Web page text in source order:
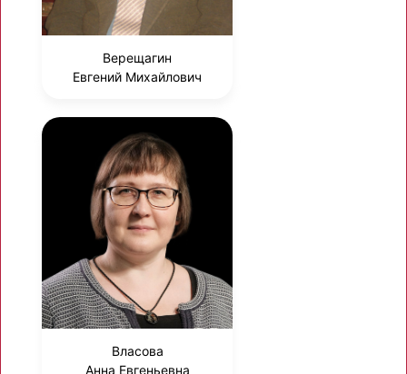
Верещагин
Евгений Михайлович
Власова
Анна Евгеньевна